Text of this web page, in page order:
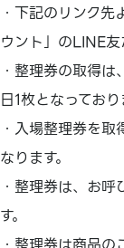
・下記のリンク
ウント」のLINE友
・整理券の取得
日1枚となっており
・入場整理券を
なります。
・整理券は、お
す。